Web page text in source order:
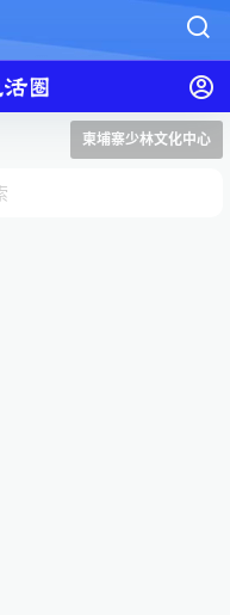
柬埔寨少林文化中心